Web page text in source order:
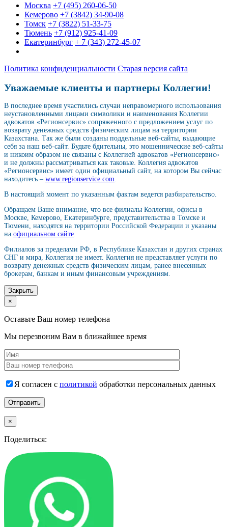
Москва +7 (495) 260-06-50
Кемерово +7 (3842) 34-90-08
Томск +7 (3822) 51-33-75
Тюмень +7 (912) 925-41-09
Екатеринбург + 7 (343) 272-45-07
Политика конфиденциальности Старая версия сайта
Уважаемые клиенты и партнеры Коллегии!
В последнее время участились случаи неправомерного использования
неустановленными лицами символики и наименования Коллегии
адвокатов «Регионсервис» сопряженного с предложением услуг по
возврату денежных средств физическим лицам на территории
Казахстана. Так же были созданы поддельные веб-сайты, выдающие
себя за наш веб-сайт. Будьте бдительны, это мошеннические веб-сайты
и никоим образом не связаны с Коллегией адвокатов «Регионсервис»
и не должны рассматриваться как таковые. Коллегия адвокатов
«Регионсервис» имеет один официальный сайт, на котором Вы сейчас
находитесь – www.regionservice.com
В настоящий момент по указанным фактам ведется разбирательство.
Обращаем Ваше внимание, что все филиалы Коллегии, офисы в
Москве, Кемерово, Екатеринбурге, представительства в Томске и
Тюмени, находятся на территории Российской Федерации и указаны
на официальном сайте
Филиалов за пределами РФ, в Республике Казахстан и других странах
СНГ и мира, Коллегия не имеет. Коллегия не представляет услуги по
возврату денежных средств физическим лицам, ранее внесенных
брокерам, банкам и иным финансовым учреждениям.
Закрыть
×
Оставьте Ваш номер телефона
Мы перезвоним Вам в ближайшее время
Я согласен с политикой обработки персональных данных
×
Поделиться: